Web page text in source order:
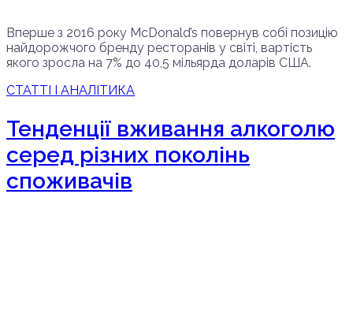
Вперше з 2016 року McDonald’s повернув собі позицію
найдорожчого бренду ресторанів у світі, вартість
якого зросла на 7% до 40,5 мільярда доларів США.
СТАТТІ І АНАЛІТИКА
Тенденції вживання алкоголю
серед різних поколінь
споживачів